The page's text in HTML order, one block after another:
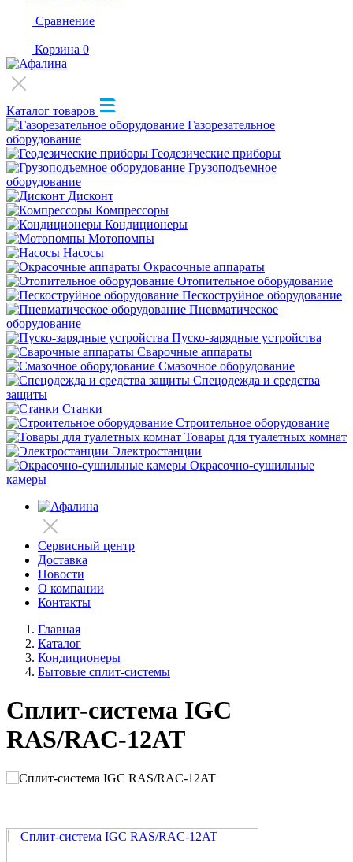
Сравнение
Корзина 0
Каталог товаров
Газорезательное
оборудование
Геодезические приборы
Грузоподъемное
оборудование
Дисконт
Компрессоры
Кондиционеры
Мотопомпы
Насосы
Окрасочные аппараты
Отопительное оборудование
Пескоструйное оборудование
Пневматическое
оборудование
Пуско-зарядные устройства
Сварочные аппараты
Смазочное оборудование
Спецодежда и средства
защиты
Станки
Строительное оборудование
Товары для туалетных комнат
Электростанции
Окрасочно-сушильные
камеры
Сервисный центр
Доставка
Новости
О компании
Контакты
Главная
Каталог
Кондиционеры
Бытовые сплит-системы
Сплит-система IGC
RAS/RAC-12AT